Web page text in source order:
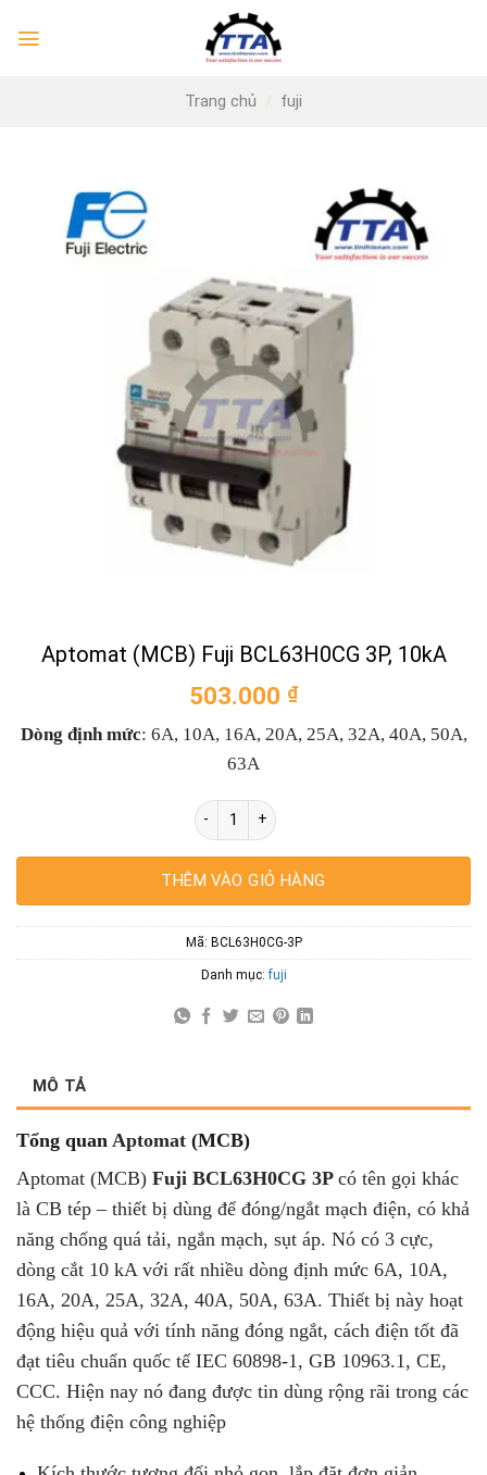
Trang chủ / fuji
Aptomat (MCB) Fuji BCL63H0CG 3P, 10kA
503.000 ₫
Dòng định mức: 6A, 10A, 16A, 20A, 25A, 32A, 40A, 50A,
63A
Aptomat (MCB) Fuji BCL63H0CG 3P,
THÊM VÀO GIỎ HÀNG
Mã: BCL63H0CG-3P
Danh mục:fuji
MÔ TẢ
Tổng quan Aptomat (MCB)
Aptomat (MCB) Fuji BCL63H0CG 3P có tên gọi khác
là CB tép – thiết bị dùng để đóng/ngắt mạch điện, có khả
năng chống quá tải, ngắn mạch, sụt áp. Nó có 3 cực,
dòng cắt 10 kA với rất nhiều dòng định mức 6A, 10A,
16A, 20A, 25A, 32A, 40A, 50A, 63A. Thiết bị này hoạt
động hiệu quả với tính năng đóng ngắt, cách điện tốt đã
đạt tiêu chuẩn quốc tế IEC 60898-1, GB 10963.1, CE,
CCC. Hiện nay nó đang được tin dùng rộng rãi trong các
hệ thống điện công nghiệp